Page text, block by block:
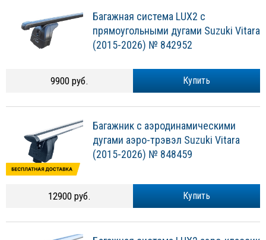
Багажная система LUX2 с
прямоугольными дугами Suzuki Vitara
(2015-2026) № 842952
Купить
9900 руб.
Багажник с аэродинамическими
дугами аэро-трэвэл Suzuki Vitara
(2015-2026) № 848459
Купить
12900 руб.